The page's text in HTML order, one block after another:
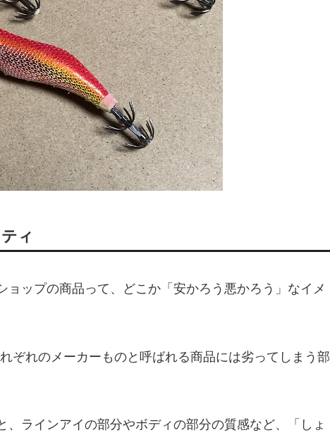
ィ
ップの商品って、どこか「安かろう悪かろう」なイメ
ぞれのメーカーものと呼ばれる商品には劣ってしまう部
ラインアイの部分やボディの部分の質感など、「しょ